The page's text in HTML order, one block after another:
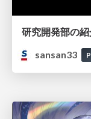
研究開発部の
sansan33